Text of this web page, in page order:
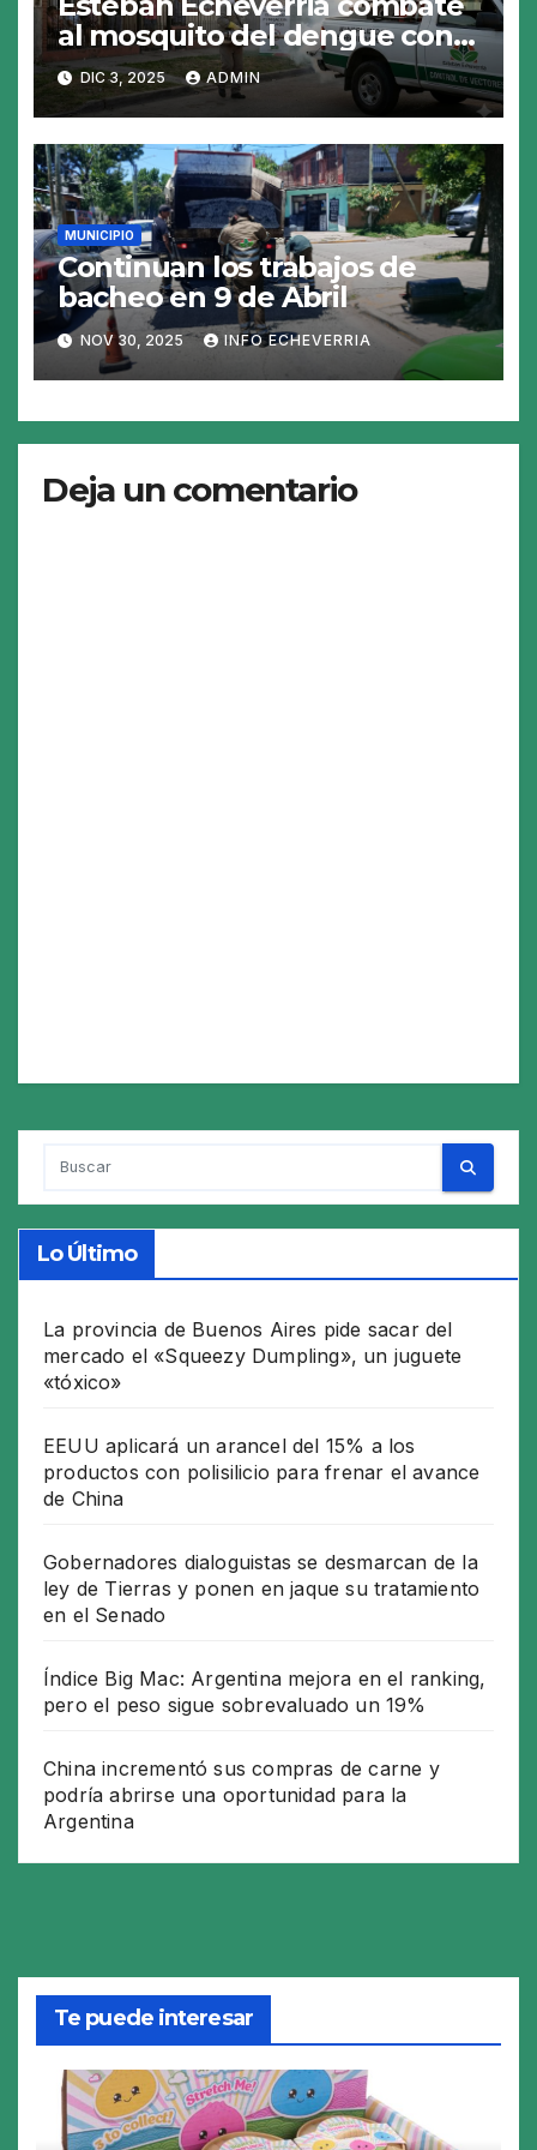
al mosquito del dengue con
fumigacion
DIC 3, 2025 ADMIN
MUNICIPIO
Continuan los trabajos de
bacheo en 9 de Abril
NOV 30, 2025 INFO ECHEVERRIA
Deja un comentario
Lo Último
La provincia de Buenos Aires pide sacar del
mercado el «Squeezy Dumpling», un juguete
«tóxico»
EEUU aplicará un arancel del 15% a los
productos con polisilicio para frenar el avance
de China
Gobernadores dialoguistas se desmarcan de la
ley de Tierras y ponen en jaque su tratamiento
en el Senado
Índice Big Mac: Argentina mejora en el ranking,
pero el peso sigue sobrevaluado un 19%
China incrementó sus compras de carne y
podría abrirse una oportunidad para la
Argentina
Te puede interesar